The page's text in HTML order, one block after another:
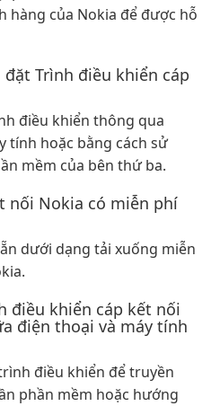
hàng của Nokia để được hỗ
Trình điều khiển cáp
điều khiển thông qua
tính hoặc bằng cách sử
mềm của bên thứ ba.
nối Nokia có miễn phí
dưới dạng tải xuống miễn
điều khiển cáp kết nối
điện thoại và máy tính
điều khiển để truyền
phần mềm hoặc hướng